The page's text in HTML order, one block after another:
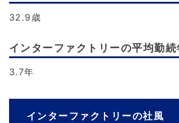
32.9歳
インターファクトリーの平均勤続
3.7年
インターファクトリーの社風